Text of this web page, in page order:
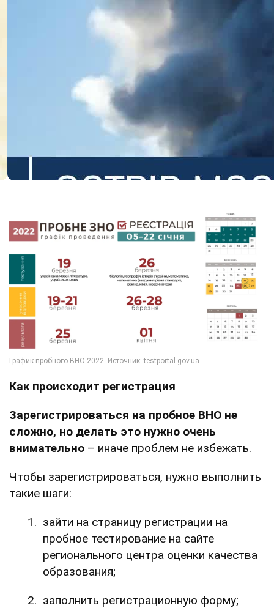
Как происходит регистрация
Зарегистрироваться на пробное ВНО не
сложно, но делать это нужно очень
внимательно – иначе проблем не избежать.
Чтобы зарегистрироваться, нужно выполнить
такие шаги:
зайти на страницу регистрации на
пробное тестирование на сайте
регионального центра оценки качества
образования;
заполнить регистрационную форму;